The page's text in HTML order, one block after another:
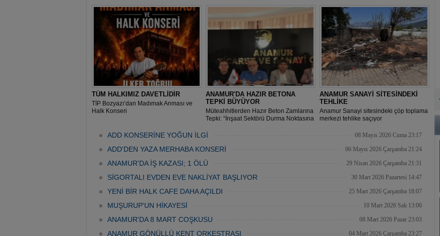
TÜM HALKIMIZ DAVETLİDİR
TİP Bozyazı’dan Madımak Anması ve
Halk Konseri
ANAMUR'DA HAZIR BETONA
TEPKİ BÜYÜYOR
Müteahhitlerden Hazır Beton Zamlarına
Tepki: “İnşaat Sektörü Durma Noktasına
ANAMUR SANAYİ SİTESİNDEKİ
TEHLİKE
Anamur Sanayi sitesindeki çöp toplama
merkezi tehlike saçıyor
ADD KONSERİNE YOĞUN İLGİ 08 Mayıs 2026 Cuma 23:17
ADD'DEN YAZA MERHABA KONSERİ 06 Mayıs 2026 Çarşamba 21:24
ANAMUR'DA İŞ KAZASI; 1 ÖLÜ 29 Nisan 2026 Çarşamba 21:31
SİGORTALI EVDEN EVE NAKLİYAT BAŞLIYOR 30 Mart 2026 Pazartesi 14:47
YENİ BİR HALK CAFE DAHA AÇILDI 25 Mart 2026 Çarşamba 18:07
MUŞURUP'UN HİKAYESİ 10 Mart 2026 Salı 13:06
ANAMUR'DA 8 MART COŞKUSU 08 Mart 2026 Pazar 23:03
ANAMUR GÖNÜLLÜ KENT ORKESTRASI 04 Mart 2026 Çarşamba 23:27